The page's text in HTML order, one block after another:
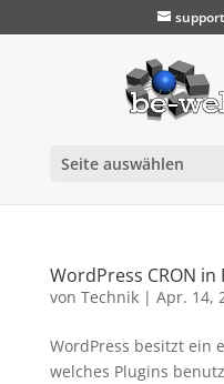
Seite auswählen
WordPress CRON in
von Technik| Apr. 14,
WordPress besitzt ein
welches Plugins